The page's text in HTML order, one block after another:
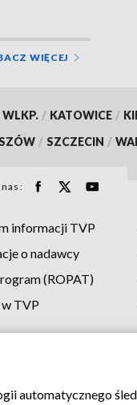
WIĘCEJ
/ KATOWICE /
/ SZCZECIN /
nas:
informacji TVP
o nadawcy
(ROPAT)
TVP
Moje zgody Pomoc
automatycznego